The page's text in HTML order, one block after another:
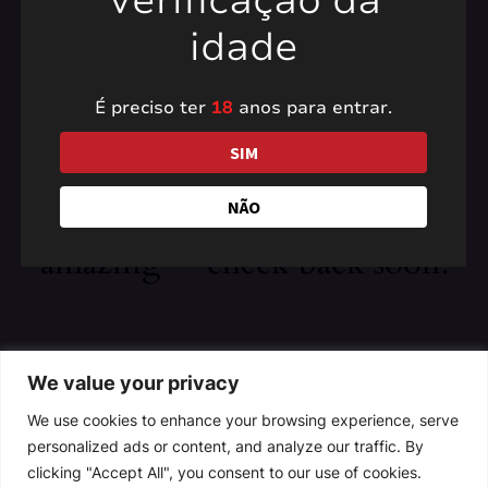
We value your privacy
We use cookies to enhance your browsing experience, serve
personalized ads or content, and analyze our traffic. By
clicking "Accept All", you consent to our use of cookies.
Pardon our dust! We're
working on something
amazing — check back soon!
idade
É preciso ter 18 anos para entrar.
SIM
NÃO